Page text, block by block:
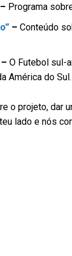
– Programa
– Conteúdo
– O Futebol sul-
América do Sul.
o projeto, dar
lado e nós